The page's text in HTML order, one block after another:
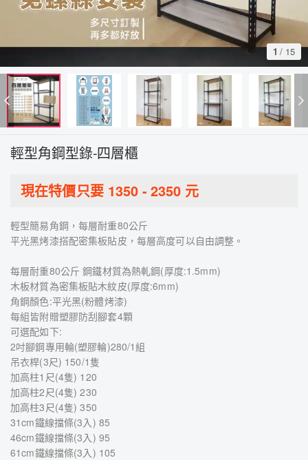
1 / 15
輕型角鋼型錄-四層櫃
現在特價只要 1350 - 2350 元
輕型簡易角鋼，每層耐重80公斤
平光黑烤漆搭配密集板貼皮，每層高度可以自由調整。
每層耐重80公斤 鋼鐵材質為熱軋鋼(厚度:1.5mm)
木板材質為密集板貼木紋皮(厚度:6mm)
角鋼顏色:平光黑(粉體烤漆)
每組皆附贈塑膠防刮腳套4顆
可選配如下:
2吋腳鋼專用輪(塑膠輪)280/1組
吊衣桿(3尺) 150/1隻
加高柱1尺(4隻) 120
加高柱2尺(4隻) 230
加高柱3尺(4隻) 350
31cm鐵線擋條(3入) 85
46cm鐵線擋條(3入) 95
61cm鐵線擋條(3入) 105